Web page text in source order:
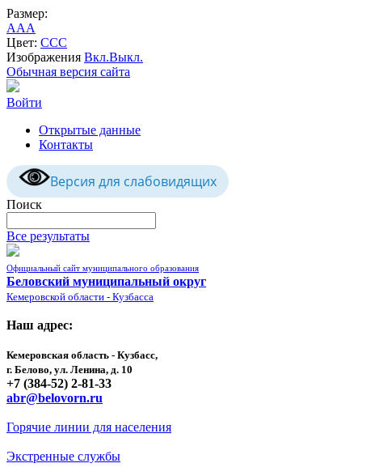
Размер:
AAA
Цвет: CCC
Изображения Вкл.Выкл.
Обычная версия сайта
Войти
Открытые данные
Контакты
Версия для слабовидящих
Поиск
Все результаты
Официальный сайт муниципального образования
Беловский муниципальный округ
Кемеровской области - Кузбасса
Наш адрес:
Кемеровская область - Кузбасс,
г. Белово, ул. Ленина, д. 10
+7 (384-52) 2-81-33
abr@belovorn.ru
Горячие линии для населения
Экстренные службы